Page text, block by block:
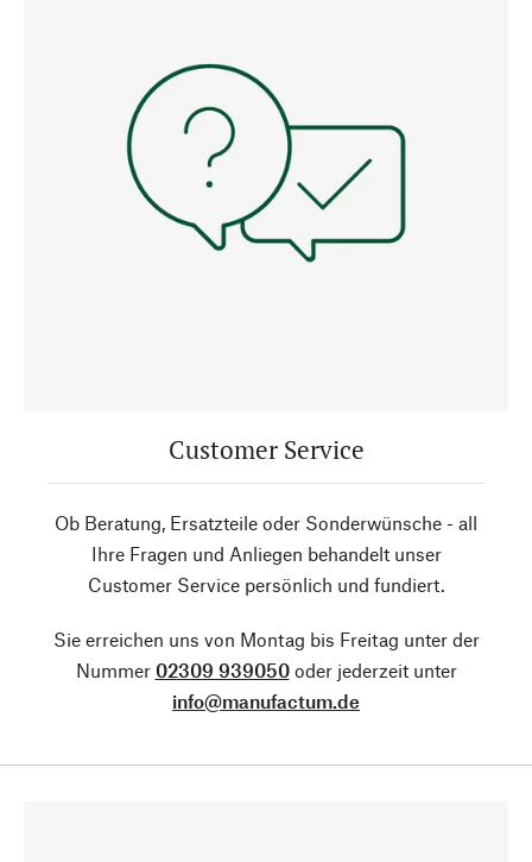
Customer Service
Ob Beratung, Ersatzteile oder Sonderwünsche - all
Ihre Fragen und Anliegen behandelt unser
Customer Service persönlich und fundiert.
Sie erreichen uns von Montag bis Freitag unter der
Nummer 02309 939050oder jederzeit unter
info@manufactum.de